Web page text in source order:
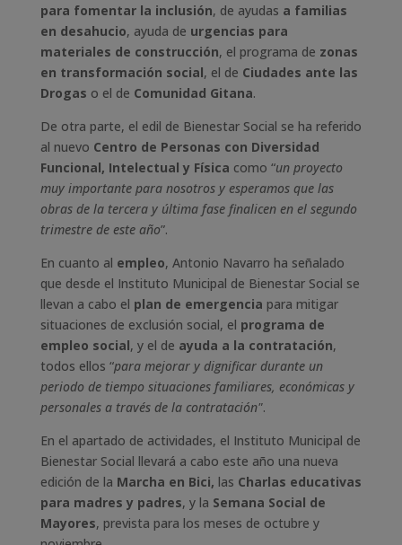
para fomentar la inclusión, de ayudas a familias
en desahucio, ayuda de urgencias para
materiales de construcción, el programa de zonas
en transformación social, el de Ciudades ante las
Drogas o el de Comunidad Gitana.
De otra parte, el edil de Bienestar Social se ha referido
al nuevo Centro de Personas con Diversidad
Funcional, Intelectual y Física como “un proyecto
muy importante para nosotros y esperamos que las
obras de la tercera y última fase finalicen en el segundo
trimestre de este año”.
En cuanto al empleo, Antonio Navarro ha señalado
que desde el Instituto Municipal de Bienestar Social se
llevan a cabo el plan de emergencia para mitigar
situaciones de exclusión social, el programa de
empleo social, y el de ayuda a la contratación,
todos ellos “para mejorar y dignificar durante un
periodo de tiempo situaciones familiares, económicas y
personales a través de la contratación".
En el apartado de actividades, el Instituto Municipal de
Bienestar Social llevará a cabo este año una nueva
edición de la Marcha en Bici, las Charlas educativas
para madres y padres, y la Semana Social de
Mayores, prevista para los meses de octubre y